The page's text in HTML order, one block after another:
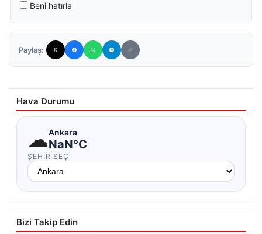
Beni hatırla
Paylaş:
Hava Durumu
☁Ankara
NaN°C
ŞEHIR SEÇ
Bizi Takip Edin